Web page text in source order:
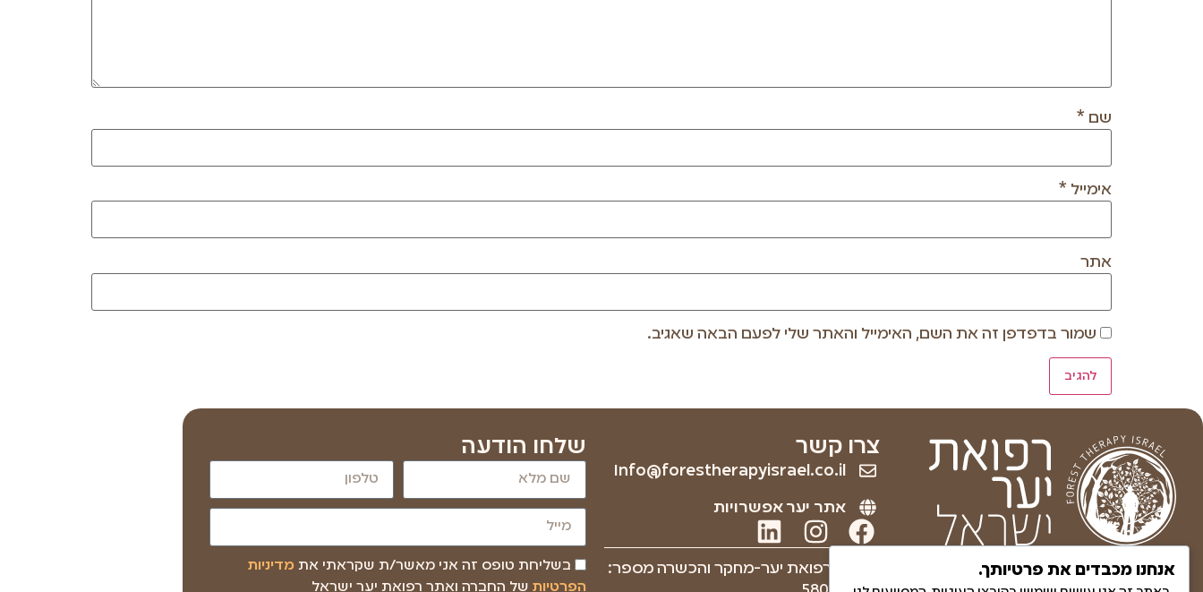
שם *
אימייל *
אתר
שמור בדפדפן זה את השם, האימייל והאתר שלי לפעם הבאה שאגיב.
באמצעות הטבע.
צרו קשר
Info@forestherapyisrael.co.il
אתר יער אפשרויות
עמותה רפואת יער-מחקר והכשרה מספר:
שלחו הודעה
בשליחת טופס זה אני מאשר/ת שקראתי את מדיניות
הפרטיות של החברה ואתר רפואת יער ישראל
אנחנו מכבדים את פרטיותך.